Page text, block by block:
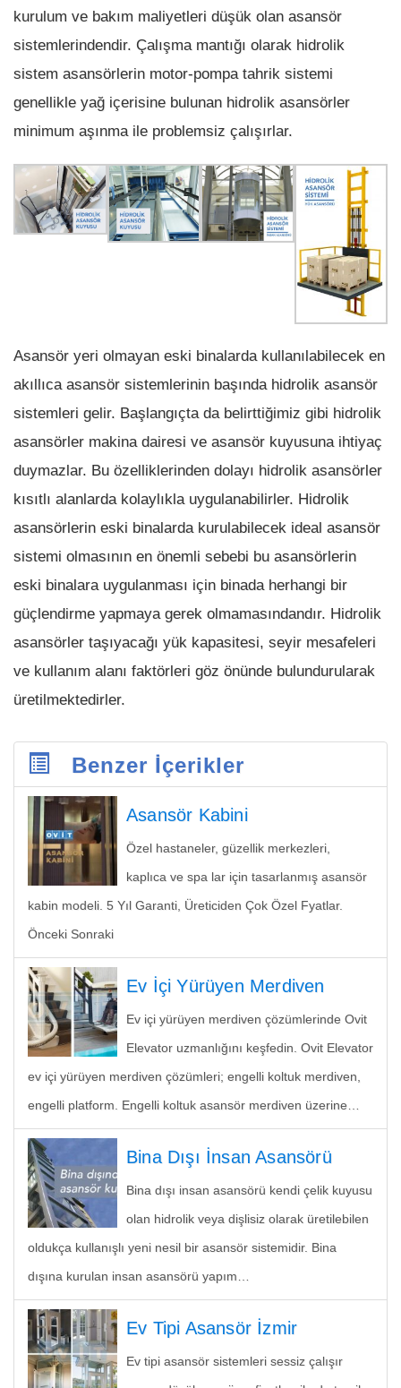
kurulum ve bakım maliyetleri düşük olan asansör
sistemlerindendir. Çalışma mantığı olarak hidrolik
sistem asansörlerin motor-pompa tahrik sistemi
genellikle yağ içerisine bulunan hidrolik asansörler
minimum aşınma ile problemsiz çalışırlar.
Asansör yeri olmayan eski binalarda kullanılabilecek en
akıllıca asansör sistemlerinin başında hidrolik asansör
sistemleri gelir. Başlangıçta da belirttiğimiz gibi hidrolik
asansörler makina dairesi ve asansör kuyusuna ihtiyaç
duymazlar. Bu özelliklerinden dolayı hidrolik asansörler
kısıtlı alanlarda kolaylıkla uygulanabilirler. Hidrolik
asansörlerin eski binalarda kurulabilecek ideal asansör
sistemi olmasının en önemli sebebi bu asansörlerin
eski binalara uygulanması için binada herhangi bir
güçlendirme yapmaya gerek olmamasındandır. Hidrolik
asansörler taşıyacağı yük kapasitesi, seyir mesafeleri
ve kullanım alanı faktörleri göz önünde bulundurularak
üretilmektedirler.
Benzer İçerikler
Asansör Kabini
Özel hastaneler, güzellik merkezleri,
kaplıca ve spa lar için tasarlanmış asansör
kabin modeli. 5 Yıl Garanti, Üreticiden Çok Özel Fyatlar.
Önceki Sonraki
Ev İçi Yürüyen Merdiven
Ev içi yürüyen merdiven çözümlerinde Ovit
Elevator uzmanlığını keşfedin. Ovit Elevator
ev içi yürüyen merdiven çözümleri; engelli koltuk merdiven,
engelli platform. Engelli koltuk asansör merdiven üzerine…
Bina Dışı İnsan Asansörü
Bina dışı insan asansörü kendi çelik kuyusu
olan hidrolik veya dişlisiz olarak üretilebilen
oldukça kullanışlı yeni nesil bir asansör sistemidir. Bina
dışına kurulan insan asansörü yapım…
Ev Tipi Asansör İzmir
Ev tipi asansör sistemleri sessiz çalışır